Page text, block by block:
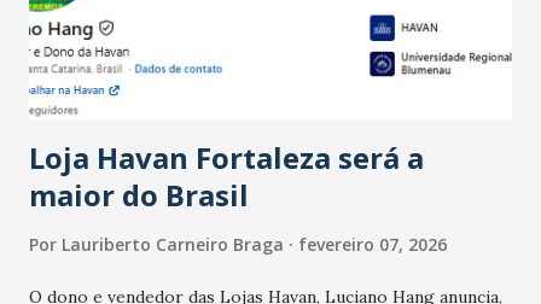
estabelecimentos no prejuízo ficou em 19%, pouco abaixo
do observado no mês anterior. Outros 1% não existiam em
novembro. Em relação a outubro, o faturamento também
cresceu. De acordo com a pesquisa, 44% dos n...
Loja Havan Fortaleza será a
maior do Brasil
Por Lauriberto Carneiro Braga fevereiro 07, 2026
O dono e vendedor das Lojas Havan, Luciano Hang anuncia,